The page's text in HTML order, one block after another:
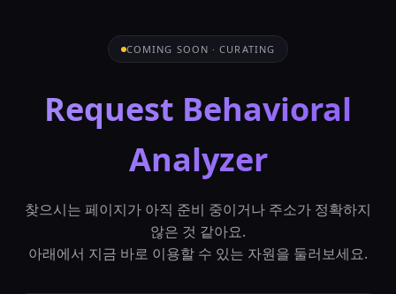
COMING SOON · CURATING
Request Behavioral
Analyzer
찾으시는 페이지가 아직 준비 중이거나 주소가 정확하지
않은 것 같아요.
아래에서 지금 바로 이용할 수 있는 자원을 둘러보세요.